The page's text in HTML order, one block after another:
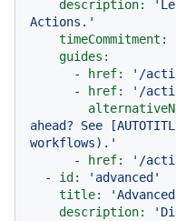
description:
Actions.'
timeCommitment:
guides:
-
href:
'/
-
href:
'/
ahead? See
workflows).'
-
href:
'/
-
id:
'advanced'
title:
description: